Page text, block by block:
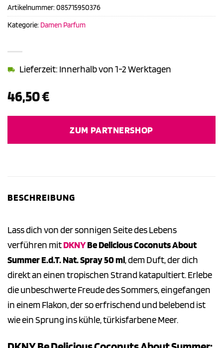
46,50€
Lieferzeit: Innerhalb von 1-2 Werktagen
ZUM PARTNERSHOP
Artikelnummer: 085715950376
Kategorie: Damen Parfum
BESCHREIBUNG
Lass dich von der sonnigen Seite des Lebens
verführen mitDKNYBe Delicious Coconuts About
Summer E.d.T. Nat. Spray 50 ml, dem Duft, der dich
direkt an einen tropischen Strand katapultiert. Erlebe
die unbeschwerte Freude des Sommers, eingefangen
in einem Flakon, der so erfrischend und belebend ist
wie ein Sprung ins kühle, türkisfarbene Meer.